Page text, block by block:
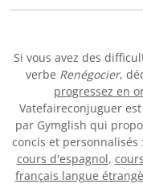
Si vous avez des
verbe Renégocier,
progressez en
Vatefaireconjuguer
par Gymglish qui
concis et personnalisés :
cours d'espagnol,
français langue